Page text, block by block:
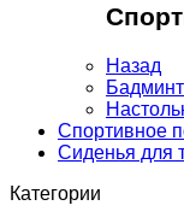
Назад
Спортивное
Сиденья для
Категории